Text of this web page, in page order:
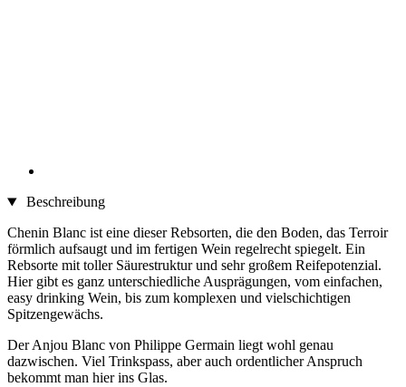
Beschreibung
Chenin Blanc ist eine dieser Rebsorten, die den Boden, das Terroir
förmlich aufsaugt und im fertigen Wein regelrecht spiegelt. Ein
Rebsorte mit toller Säurestruktur und sehr großem Reifepotenzial.
Hier gibt es ganz unterschiedliche Ausprägungen, vom einfachen,
easy drinking Wein, bis zum komplexen und vielschichtigen
Spitzengewächs.
Der Anjou Blanc von Philippe Germain liegt wohl genau
dazwischen. Viel Trinkspass, aber auch ordentlicher Anspruch
bekommt man hier ins Glas.